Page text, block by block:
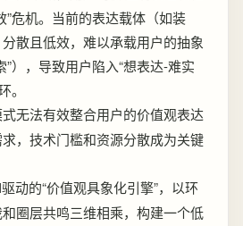
”危机。当前的表达载体（如装
散且低效，难以承载用户的抽象
”），导致用户陷入“想表达-难实
。
无法有效整合用户的价值观表达
，技术门槛和资源分散成为关键
动的“价值观具象化引擎”，以环
圈层共鸣三维相乘，构建一个低